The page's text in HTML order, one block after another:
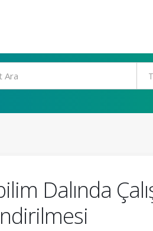
Dalında